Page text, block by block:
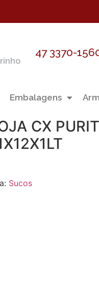
47 3370-
Embalagens
CX
Sucos